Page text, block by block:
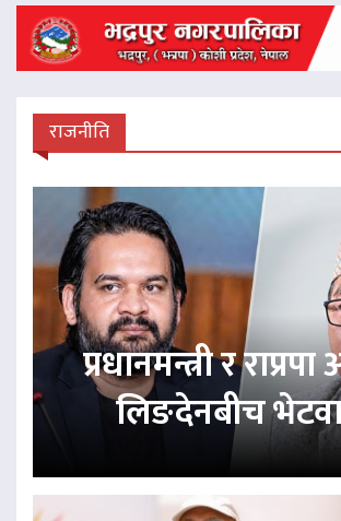
राजनीति
प्रधानमन्त्री र
लिङदेनबीच